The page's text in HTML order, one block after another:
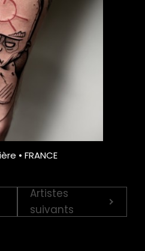
• FRANCE
Artistes
suivants